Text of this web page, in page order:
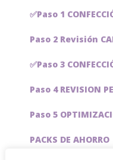
✅Paso 1
Paso 2 Revisión
✅Paso 3
Paso 4 REVISION
Paso 5
PACKS DE AHORRO